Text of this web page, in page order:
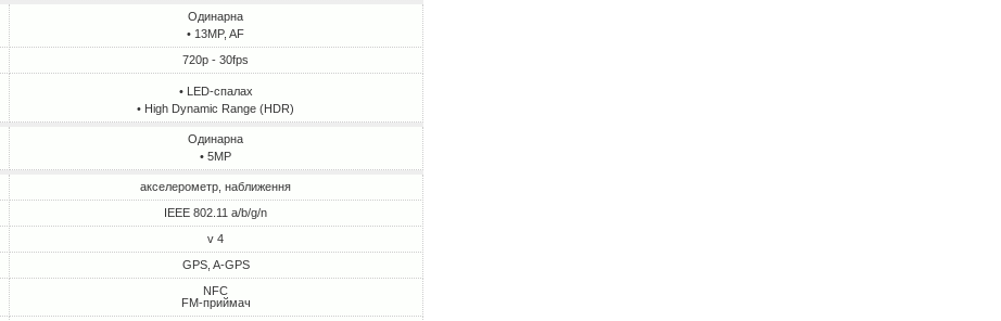
Одинарна
• 13MP, AF
720p - 30fps
• LED-спалах
• High Dynamic Range (HDR)
Одинарна
• 5MP
акселерометр, наближення
IEEE 802.11 a/b/g/n
v 4
GPS, A-GPS
NFC
FM-приймач